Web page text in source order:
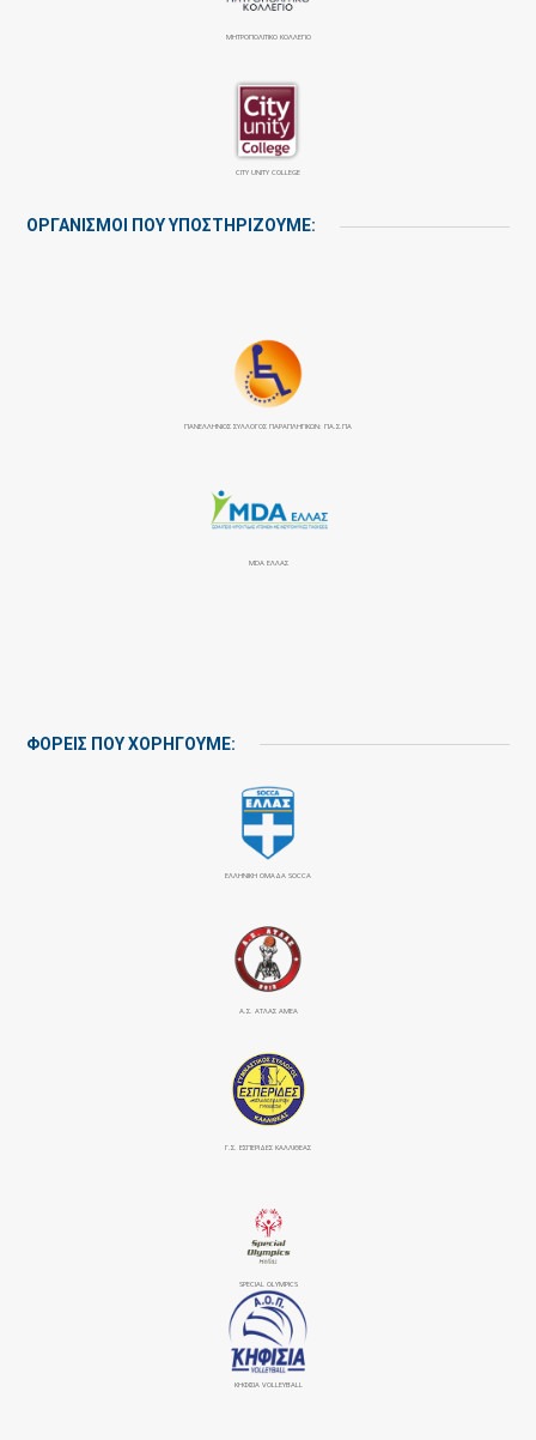
ΜΗΤΡΟΠΟΛΙΤΙΚΟ ΚΟΛΛΕΓΙΟ
CITY UNITY COLLEGE
ΟΡΓΑΝΙΣΜΟΙ ΠΟΥ ΥΠΟΣΤΗΡΙΖΟΥΜΕ:
ΠΑΝΕΛΛΉΝΙΟΣ ΣΎΛΛΟΓΟΣ ΠΑΡΑΠΛΗΓΙΚΏΝ: ΠΑ.Σ.ΠΑ
MDA ΕΛΛΑΣ
ΦΟΡΕΙΣ ΠΟΥ ΧΟΡΗΓΟΥΜΕ:
ΕΛΛΗΝΙΚΗ ΟΜΑΔΑ SOCCA
Α.Σ. ΑΤΛΑΣ ΑΜΕΑ
Γ.Σ. ΕΣΠΕΡΙΔΕΣ ΚΑΛΛΙΘΕΑΣ
SPECIAL OLYMPICS
ΚΗΦΙΣΙΆ VOLLEYBALL